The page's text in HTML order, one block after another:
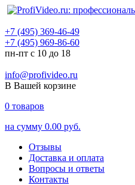
+7 (495) 369-46-49
+7 (495) 969-86-60
пн-пт с 10 до 18
info@profivideo.ru
В Вашей корзине
0 товаров
на сумму 0.00 руб.
Отзывы
Доставка и оплата
Вопросы и ответы
Контакты